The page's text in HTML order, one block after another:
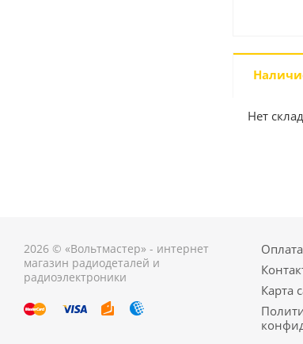
Нет
2026 © «Вольтмастер» - интернет
магазин радиодеталей и
радиоэлектроники
Карта